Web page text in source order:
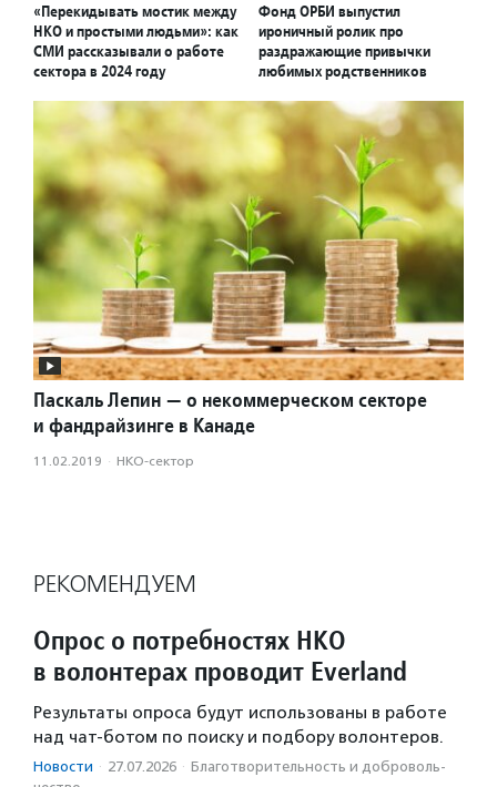
«Перекидывать мостик между
НКО и простыми людьми»: как
СМИ рассказывали о работе
сектора в 2024 году
Фонд ОРБИ выпустил
ироничный ролик про
раздражающие привычки
любимых родственников
Паскаль Лепин — о некоммерческом секторе
и фандрайзинге в Канаде
11.02.2019 · НКО-сектор
РЕКОМЕНДУЕМ
Опрос о потребностях НКО
в волонтерах проводит Everland
Результаты опроса будут использованы в работе
над чат-ботом по поиску и подбору волонтеров.
Новости · 27.07.2026 · Благотвори­тель­ность и доброволь­